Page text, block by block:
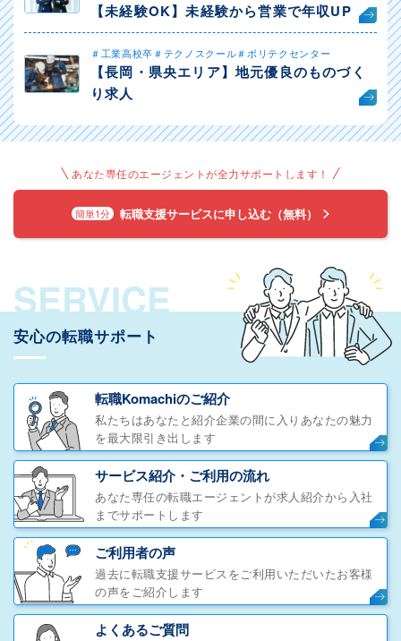
【未経験OK】未経験から営業で年収UP
＃工業高校卒＃テクノスクール＃ポリテクセンター
【長岡・県央エリア】地元優良のものづく
り求人
あなた専任のエージェントが全力サポートします！
簡単1分 転職支援サービスに申し込む（無料）
SERVICE
安心の転職サポート
転職Komachiのご紹介
私たちはあなたと紹介企業の間に入りあなたの魅力
を最大限引き出します
サービス紹介・ご利用の流れ
あなた専任の転職エージェントが求人紹介から入社
までサポートします
ご利用者の声
過去に転職支援サービスをご利用いただいたお客様
の声をご紹介します
よくあるご質問